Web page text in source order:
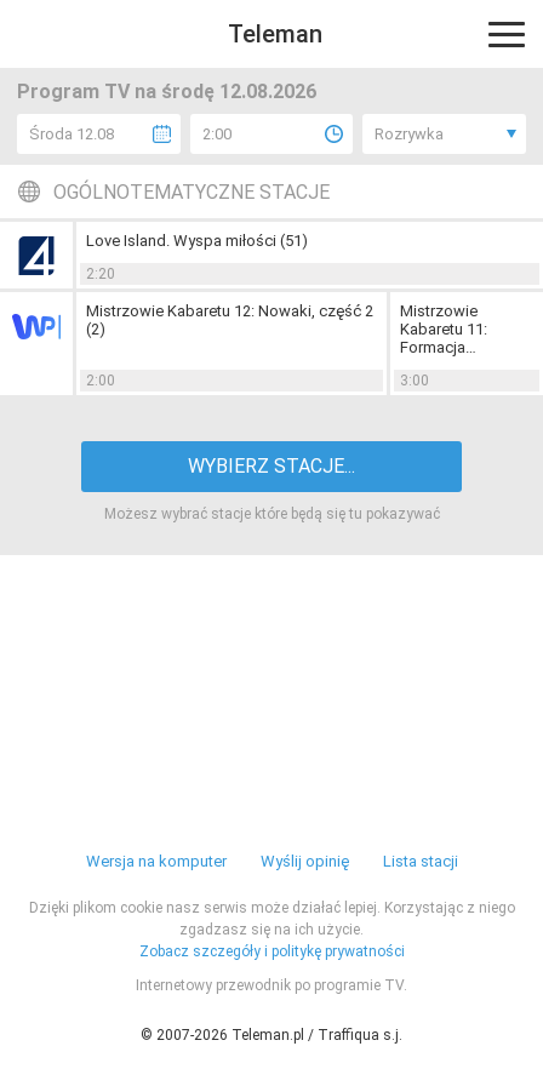
Teleman
Program TV na środę 12.08.2026
Środa 12.08 2:00 Rozrywka
OGÓLNOTEMATYCZNE STACJE
Love Island. Wyspa miłości (51)
2:20
Mistrzowie Kabaretu 12: Nowaki, część 2
(2)
2:00
Mistrzowie
Kabaretu 11:
Formacja
(6)
3:00
WYBIERZ STACJE...
Możesz wybrać stacje które będą się tu pokazywać
Wersja na komputer Wyślij opinię Lista stacji
Dzięki plikom cookie nasz serwis może działać lepiej. Korzystając z niego
zgadzasz się na ich użycie.
Zobacz szczegóły i politykę prywatności
Internetowy przewodnik po programie TV.
© 2007-2026 Teleman.pl / Traffiqua s.j.